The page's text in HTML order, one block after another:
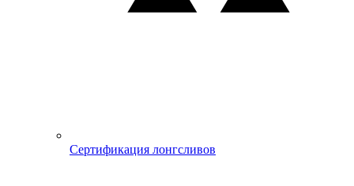
Сертификация лонгсливов